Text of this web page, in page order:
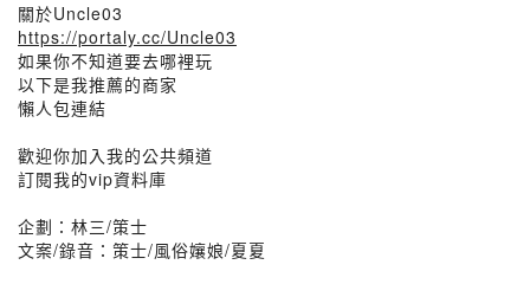
關於Uncle03
https://portaly.cc/Uncle03
如果你不知道要去哪裡玩
以下是我推薦的商家
懶人包連結
歡迎你加入我的公共頻道
訂閱我的vip資料庫
企劃：林三/策士
文案/錄音：策士/風俗孃娘/夏夏